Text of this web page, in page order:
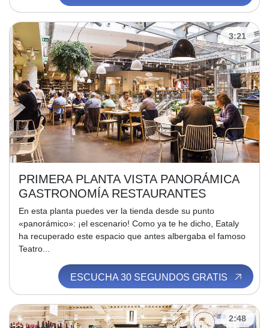
3:21
PRIMERA PLANTA VISTA PANORÁMICA
GASTRONOMÍA RESTAURANTES
En esta planta puedes ver la tienda desde su punto
«panorámico»: ¡el escenario! Como ya te he dicho, Eataly
ha recuperado este espacio que antes albergaba el famoso
Teatro...
ESCUCHA 30 SEGUNDOS GRATIS
2:48